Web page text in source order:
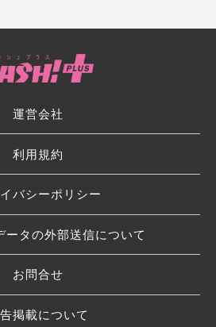
運営会社
利用規約
バシーポリシー
ータの外部送信について
お問合せ
掲載について